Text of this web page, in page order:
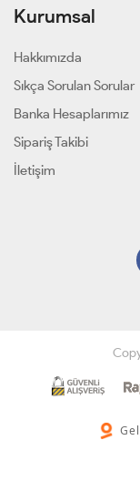
Kurumsal
Hakkımızda
Sıkça Sorulan Sorular
Banka Hesaplarımız
Sipariş Takibi
İletişim